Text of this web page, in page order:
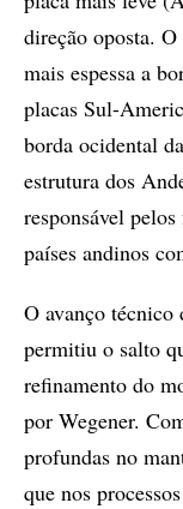
direção oposta. O
mais espessa a
placas Sul-
borda ocidental
estrutura dos
responsável
países andinos
O avanço técnico
permitiu o salto
refinamento do
por Wegener.
profundas no
que nos